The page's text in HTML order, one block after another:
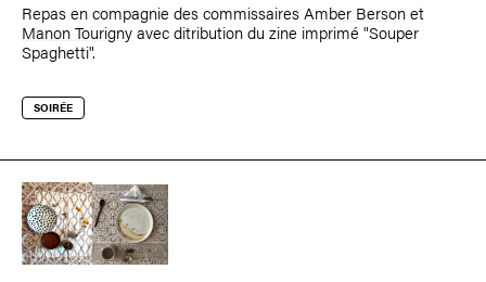
Repas en compagnie des commissairesAmber Bersonet
Manon Tourignyavec ditribution du zine imprimé "Souper
Spaghetti".
SOIRÉE